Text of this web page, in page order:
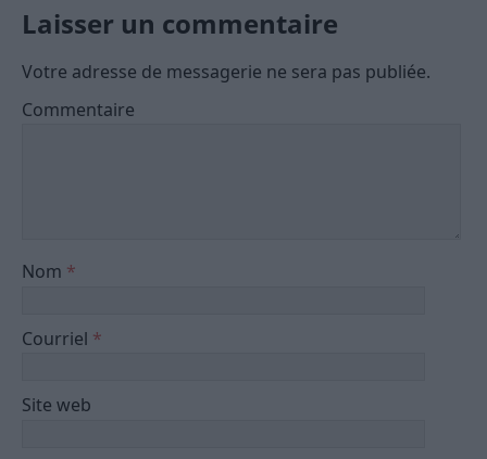
Laisser un commentaire
Votre adresse de messagerie ne sera pas publiée.
Commentaire
Nom *
Courriel *
Site web